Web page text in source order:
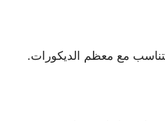
مع معظم الديكورات.